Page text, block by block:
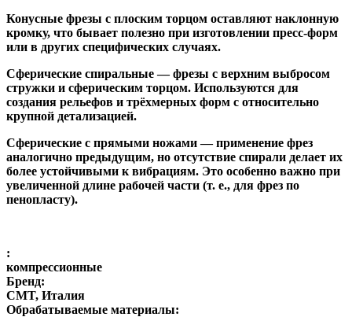
Конусные фрезы с плоским торцом оставляют наклонную
кромку, что бывает полезно при изготовлении пресс-форм
или в других специфических случаях.
Сферические спиральные— фрезы с верхним выбросом
стружки и сферическим торцом. Используются для
создания рельефов и трёхмерных форм с относительно
крупной детализацией.
Сферические с прямыми ножами— применение фрез
аналогично предыдущим, но отсутствие спирали делает их
более устойчивыми к вибрациям. Это особенно важно при
увеличенной длине рабочей части (т. е., для фрез по
пенопласту).
:
компрессионные
Бренд:
CMT, Италия
Обрабатываемые материалы: